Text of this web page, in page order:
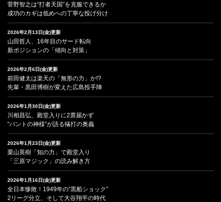
菅野智之は“打者天国”を克服できるか
成功のカギは低めへの丁寧な投げ分け
2026年2月13日(金)更新
山田哲人、16年目のサード転向
新ポジションの「傾向と対策」
2026年2月6日(金)更新
前田健太は楽天の「無形の力」か!?
先輩・黒田博樹が変えた広島投手陣
2026年1月30日(金)更新
川相昌弘、殿堂入りに2票届かず
“バントの神様”が語る犠打の奥義
2026年1月23日(金)更新
栗山英樹「知の力」で殿堂入り
「三原マジック」の読み解き方
2026年1月16日(金)更新
全日本惨敗！1949年の“黒船ショック”
2リーグ分立、そして大谷翔平の時代